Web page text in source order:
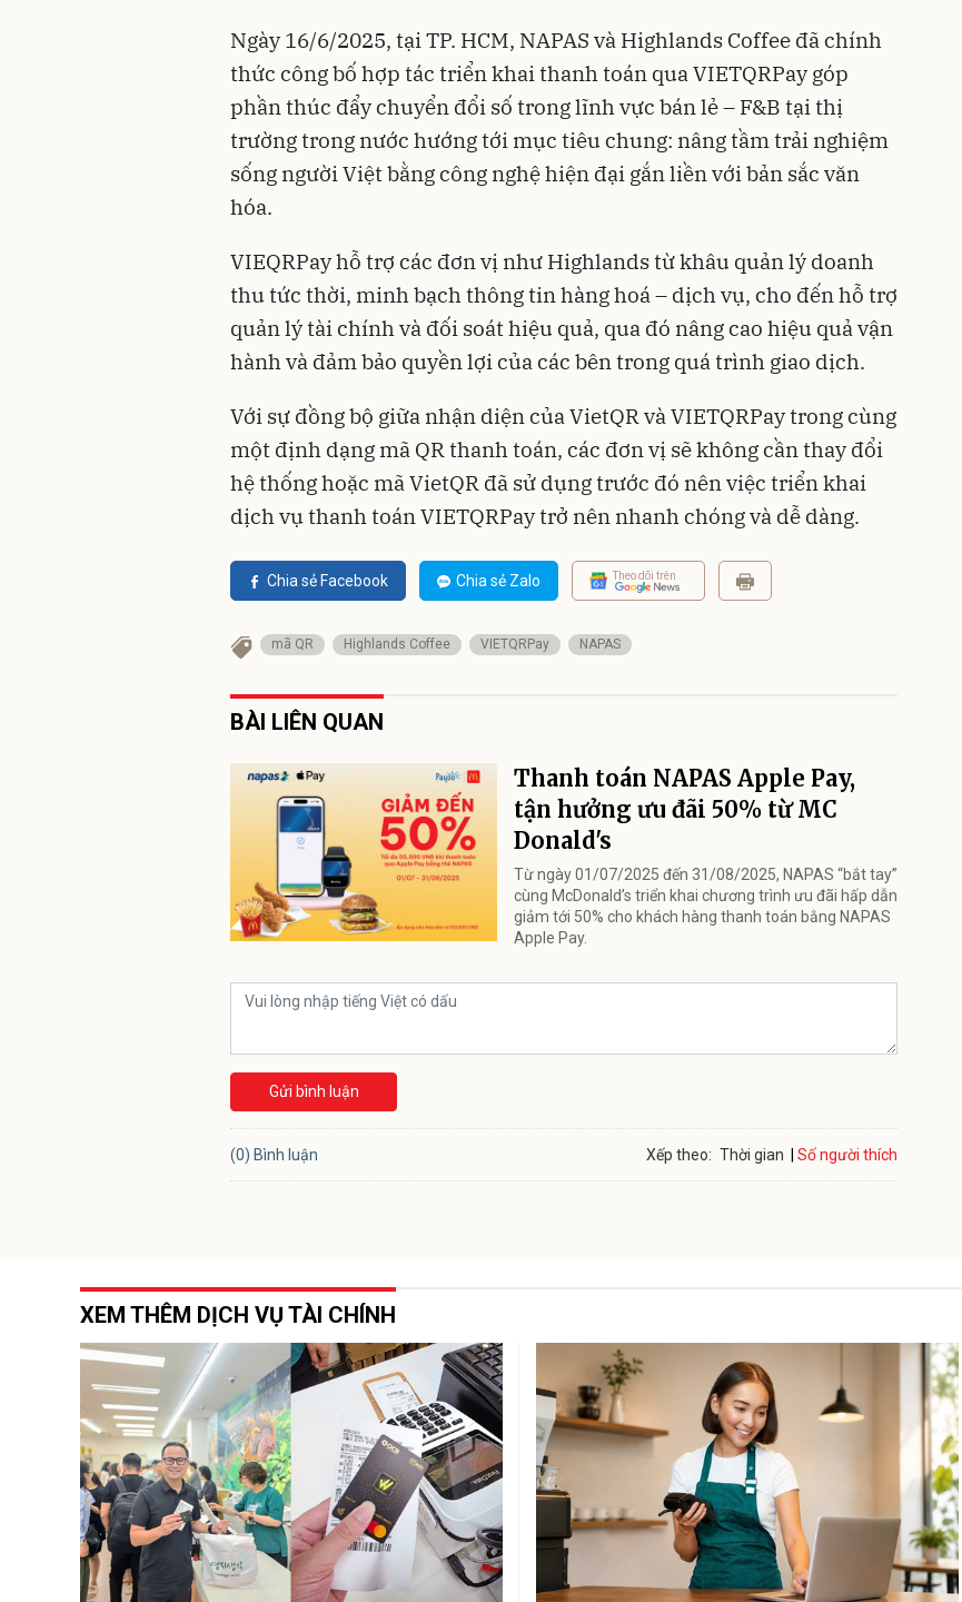
Ngày 16/6/2025, tại TP. HCM, NAPAS và Highlands Coffee đã chính
thức công bố hợp tác triển khai thanh toán qua VIETQRPay góp
phần thúc đẩy chuyển đổi số trong lĩnh vực bán lẻ – F&B tại thị
trường trong nước hướng tới mục tiêu chung: nâng tầm trải nghiệm
sống người Việt bằng công nghệ hiện đại gắn liền với bản sắc văn
hóa.
VIEQRPay hỗ trợ các đơn vị như Highlands từ khâu quản lý doanh
thu tức thời, minh bạch thông tin hàng hoá – dịch vụ, cho đến hỗ trợ
quản lý tài chính và đối soát hiệu quả, qua đó nâng cao hiệu quả vận
hành và đảm bảo quyền lợi của các bên trong quá trình giao dịch.
Với sự đồng bộ giữa nhận diện của VietQR và VIETQRPay trong cùng
một định dạng mã QR thanh toán, các đơn vị sẽ không cần thay đổi
hệ thống hoặc mã VietQR đã sử dụng trước đó nên việc triển khai
dịch vụ thanh toán VIETQRPay trở nên nhanh chóng và dễ dàng.
Chia sẻ Facebook Chia sẻ Zalo Theo dõi trên
mã QR Highlands Coffee VIETQRPay NAPAS
BÀI LIÊN QUAN
Thanh toán NAPAS Apple Pay,
tận hưởng ưu đãi 50% từ MC
Donald's
Từ ngày 01/07/2025 đến 31/08/2025, NAPAS “bắt tay”
cùng McDonald’s triển khai chương trình ưu đãi hấp dẫn
giảm tới 50% cho khách hàng thanh toán bằng NAPAS
Apple Pay.
Gửi bình luận
(0) Bình luận Xếp theo: Thời gian Số người thích
XEM THÊM DỊCH VỤ TÀI CHÍNH